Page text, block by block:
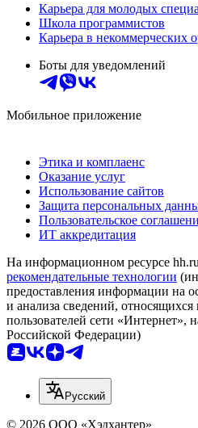
Карьера для молодых
Школа программистов
Карьера в некоммерческих
Боты для уведомлений
Мобильное приложение
Этика и комплаенс
Оказание услуг
Использование сайтов
Защита персональных
Пользовательское
ИТ аккредитация
На информационном ресурсе hh.ru
рекомендательные технологии
предоставления информации на
и анализа сведений,
пользователей сети «Интернет»,
Российской Федерации)
Русский
© 2026 ООО «Хэдхантер»